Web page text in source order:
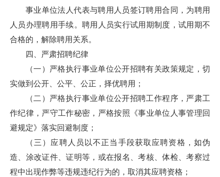
事业单位法人代表与聘用人员签订聘用合同，为聘用
人员办理聘用手续。聘用人员实行试用期制度，试用期不
合格的，解除聘用关系。
四、严肃招聘纪律
（一）严格执行事业单位公开招聘有关政策规定，切
实做到公开、公平、公正，择优聘用；
（二）严格执行事业单位公开招聘工作程序，严肃工
作纪律，严守工作秘密，严格按照《事业单位人事管理回
避规定》落实回避制度；
（三）应聘人员以不正当手段获取应聘资格，如伪
造、涂改证件、证明等，或在报名、考核、体检、考察过
程中出现作弊等违规违纪行为的，取消其应聘资格；